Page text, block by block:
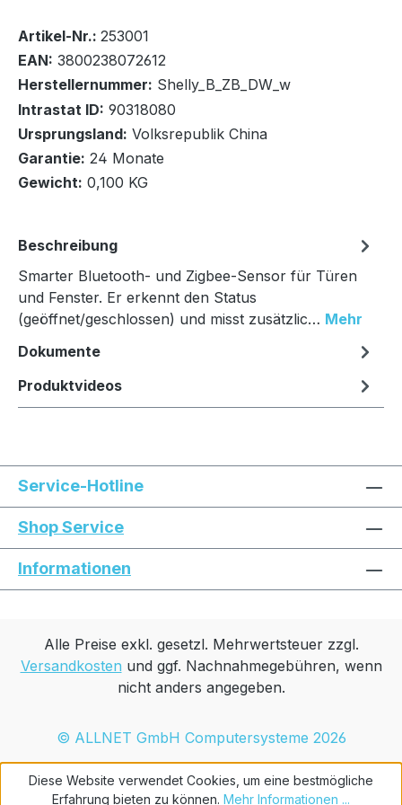
Bestand:0x
Nicht Lagernd
In den Warenkorb
Artikel-Nr.: 253001
EAN: 3800238072612
Herstellernummer: Shelly_B_ZB_DW_w
Intrastat ID: 90318080
Ursprungsland: Volksrepublik China
Garantie: 24 Monate
Gewicht: 0,100 KG
Beschreibung
Smarter Bluetooth- und Zigbee-Sensor für Türen
und Fenster. Er erkennt den Status
(geöffnet/geschlossen) und misst zusätzlic… Mehr
Dokumente
Produktvideos
Service-Hotline
Shop Service
Informationen
Alle Preise exkl. gesetzl. Mehrwertsteuer zzgl.
Versandkosten und ggf. Nachnahmegebühren, wenn
nicht anders angegeben.
© ALLNET GmbH Computersysteme 2026
Diese Website verwendet Cookies, um eine bestmögliche
Erfahrung bieten zu können. Mehr Informationen ...